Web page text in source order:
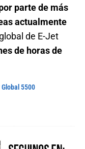
parte de más
actualmente
de E-Jet
de horas de
5500